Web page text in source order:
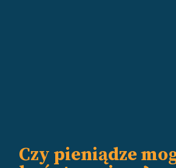
Czy pieniądze